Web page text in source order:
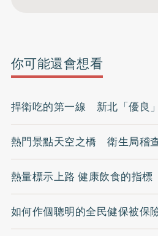
你可能還會想看
捍衛吃的第一線 新北「優良
熱門景點天空之橋 衛生局稽
熱量標示上路 健康飲食的指標
如何作個聰明的全民健保被保